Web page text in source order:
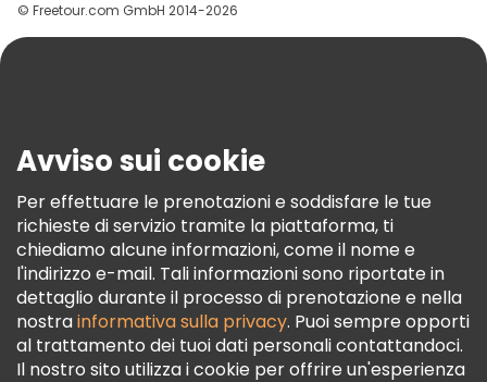
Aiuto
Termini E Condizioni
Informativa Sui Cookie
Freetour Premi
Programma Di Fidelizzazione
© Freetour.com GmbH 2014-2026
Avviso sui cookie
Per effettuare le prenotazioni e soddisfare le tue
richieste di servizio tramite la piattaforma, ti
chiediamo alcune informazioni, come il nome e
l'indirizzo e-mail. Tali informazioni sono riportate in
dettaglio durante il processo di prenotazione e nella
nostrainformativa sulla privacy. Puoi sempre opporti
al trattamento dei tuoi dati personali contattandoci.
Il nostro sito utilizza i cookie per offrire un'esperienza